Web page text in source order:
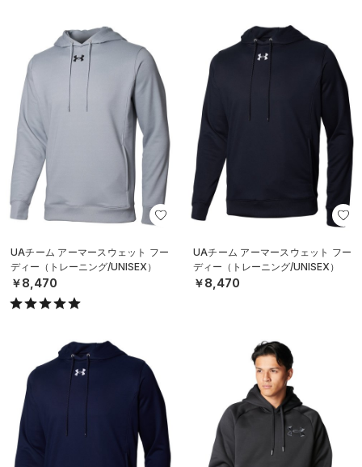
UAチーム アーマースウェット フー
ディー（トレーニング/UNISEX）
￥8,470
UAチーム アーマースウェット フー
ディー（トレーニング/UNISEX）
￥8,470